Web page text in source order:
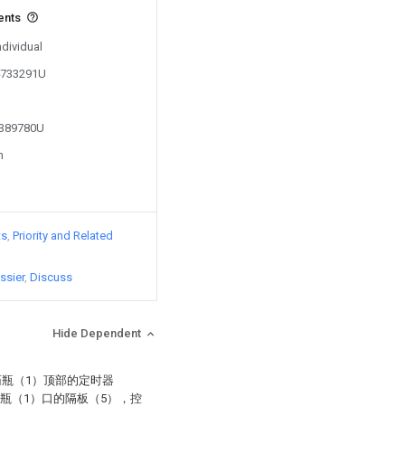
Priority and Related
Discuss
Hide Dependent
（1）顶部的定时器
（1）口的隔板（5），控